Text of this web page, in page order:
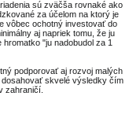
sú zväčša rovnaké ako
za účelom na ktorý je
vôbec ochotný investovať do
aj napriek tomu, že ju
"ju nadobudol za 1
podporovať aj rozvoj malých
skvelé výsledky čím
zahraničí.